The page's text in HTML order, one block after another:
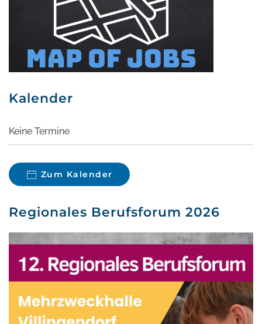
Kalender
Keine Termine
Zum Kalender
Regionales Berufsforum 2026